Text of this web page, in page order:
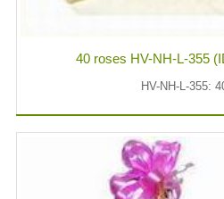
40 roses HV-NH-L-355
HV-NH-L-355: